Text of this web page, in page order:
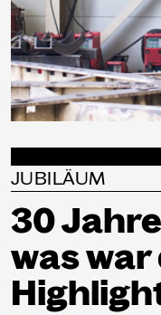
JUBILÄUM
30
was war